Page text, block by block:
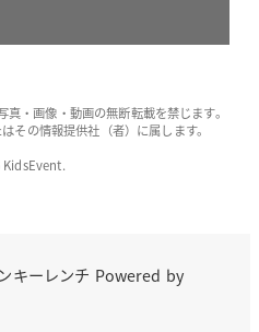
真・画像・動画の無断転載を禁じます。
その情報提供社（者）に属します。
キーレンチ Powered by